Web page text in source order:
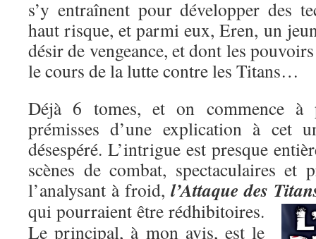
s’y entraînent pour développer des
haut risque, et parmi eux, Eren, un
désir de vengeance, et dont les
le cours de la lutte contre les Titans…
Déjà 6 tomes, et on commence à
prémisses d’une explication à cet
désespéré. L’intrigue est presque
scènes de combat, spectaculaires et
l’analysant à froid, l’Attaque des
qui pourraient être rédhibitoires.
Le principal, à mon avis, est le